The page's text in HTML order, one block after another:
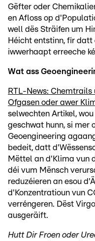
Gëfter oder
en Afloss op
well dës Sträifen um
Héicht entstinn, fir
iwwerhaapt erreeche
Wat ass
RTL-News:
Ofgasen oder awer
selwechten Artikel,
geschwat hunn, si mer
Geoengineering
bedeit, datt
Mëttel an d'Klima vun
déi vum Mënsch
reduzéieren an esou
d'Konzentratioun vun
verréngeren. Dëst
ausgeräift.
Hutt Dir Froen oder